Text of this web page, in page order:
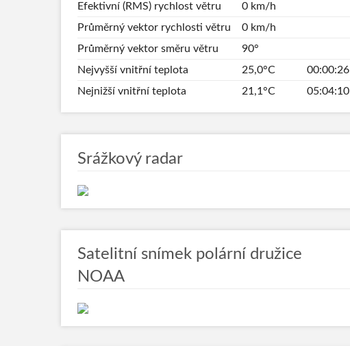
Efektivní (RMS) rychlost větru
0 km/h
Průměrný vektor rychlosti větru
0 km/h
Průměrný vektor směru větru
90°
Nejvyšší vnitřní teplota
25,0°C
00:00:26
Nejnižší vnitřní teplota
21,1°C 05:04:10
Srážkový radar
Satelitní snímek polární družice
NOAA